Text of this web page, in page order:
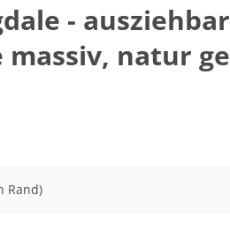
-
massiv, natur
Rand)